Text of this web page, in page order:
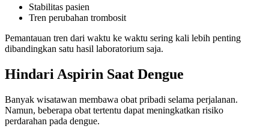
Stabilitas pasien
Tren perubahan trombosit
Pemantauan tren dari waktu ke waktu sering kali lebih penting
dibandingkan satu hasil laboratorium saja.
Hindari Aspirin Saat Dengue
Banyak wisatawan membawa obat pribadi selama perjalanan.
Namun, beberapa obat tertentu dapat meningkatkan risiko
perdarahan pada dengue.